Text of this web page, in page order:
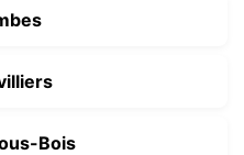
Bois